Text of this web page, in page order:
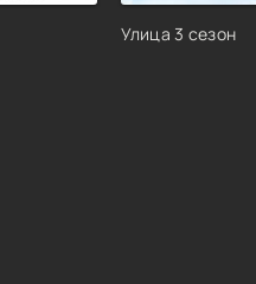
Улица 3 сезон